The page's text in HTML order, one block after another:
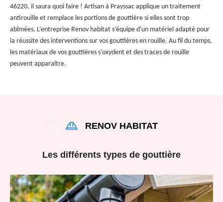
46220, il saura quoi faire ! Artisan à Prayssac applique un traitement
antirouille et remplace les portions de gouttière si elles sont trop
abîmées. L’entreprise Renov habitat s’équipe d'un matériel adapté pour
la réussite des interventions sur vos gouttières en rouille. Au fil du temps,
les matériaux de vos gouttières s'oxydent et des traces de rouille
peuvent apparaître.
RENOV HABITAT
Les différents types de gouttière